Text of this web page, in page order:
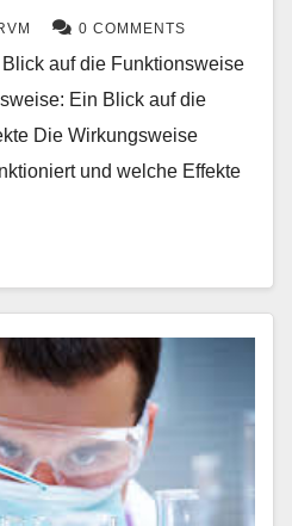
0 COMMENTS
auf die Funktionsweise
Ein Blick auf die
Die Wirkungsweise
und welche Effekte